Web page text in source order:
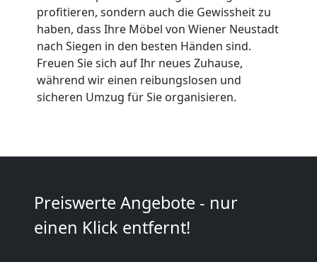
profitieren, sondern auch die Gewissheit zu
haben, dass Ihre Möbel von Wiener Neustadt
nach Siegen in den besten Händen sind.
Freuen Sie sich auf Ihr neues Zuhause,
während wir einen reibungslosen und
sicheren Umzug für Sie organisieren.
Preiswerte Angebote - nur
einen Klick entfernt!
Wiener
Neustadt
Neustadt